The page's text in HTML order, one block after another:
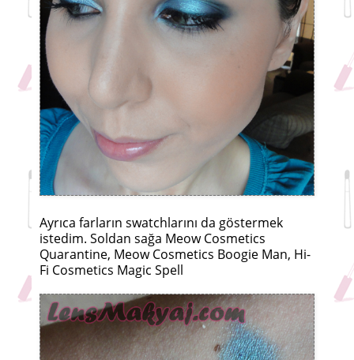
Ayrıca farların swatchlarını da göstermek
istedim. Soldan sağa Meow Cosmetics
Quarantine, Meow Cosmetics Boogie Man, Hi-
Fi Cosmetics Magic Spell